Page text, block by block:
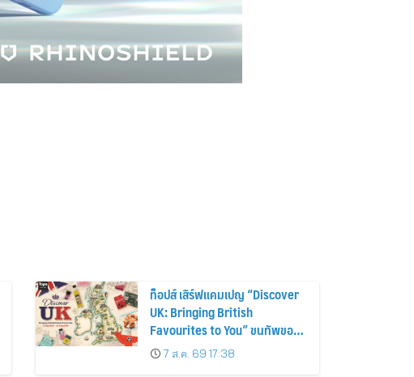
ท็อปส์ เสิร์ฟแคมเปญ “Discover
UK: Bringing British
Favourites to You” ขนทัพของ
อร่อยและไอเท็มฮิตจากสหราช
อาณาจักร ส่งตรงถึงมือตั้งแต่วัน
7 ส.ค. 69 17:38